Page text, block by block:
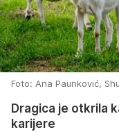
Foto: Ana Paunković,
Dragica je otkrila
karijere